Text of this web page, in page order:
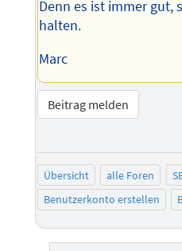
Denn es ist immer gut,
halten.
Marc
Beitrag melden
Übersicht alle Foren
Benutzerkonto erstellen